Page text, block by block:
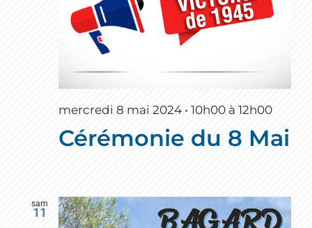
mercredi 8 mai 2024 • 10h00 à 12h00
Cérémonie du 8 Mai
sam
11